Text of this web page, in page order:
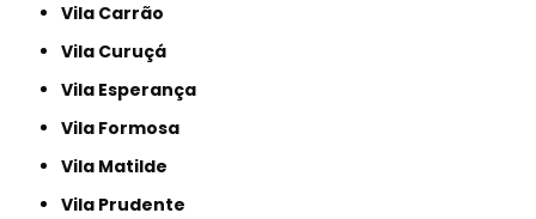
Vila Carrão
Vila Curuçá
Vila Esperança
Vila Formosa
Vila Matilde
Vila Prudente